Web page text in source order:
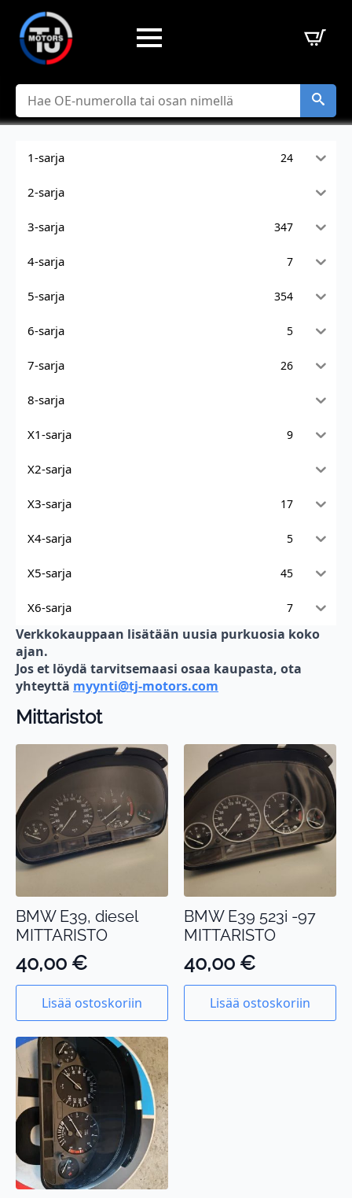
Hae
1-sarja 24
2-sarja
3-sarja 347
4-sarja 7
5-sarja 354
6-sarja 5
7-sarja 26
8-sarja
X1-sarja 9
X2-sarja
X3-sarja 17
X4-sarja 5
X5-sarja 45
X6-sarja 7
Verkkokauppaan lisätään uusia purkuosia koko
ajan.
Jos et löydä tarvitsemaasi osaa kaupasta, ota
yhteyttä myynti@tj-motors.com
Mittaristot
BMW E39, diesel
MITTARISTO
40,00 €
Lisää ostoskoriin
BMW E39 523i -97
MITTARISTO
40,00 €
Lisää ostoskoriin